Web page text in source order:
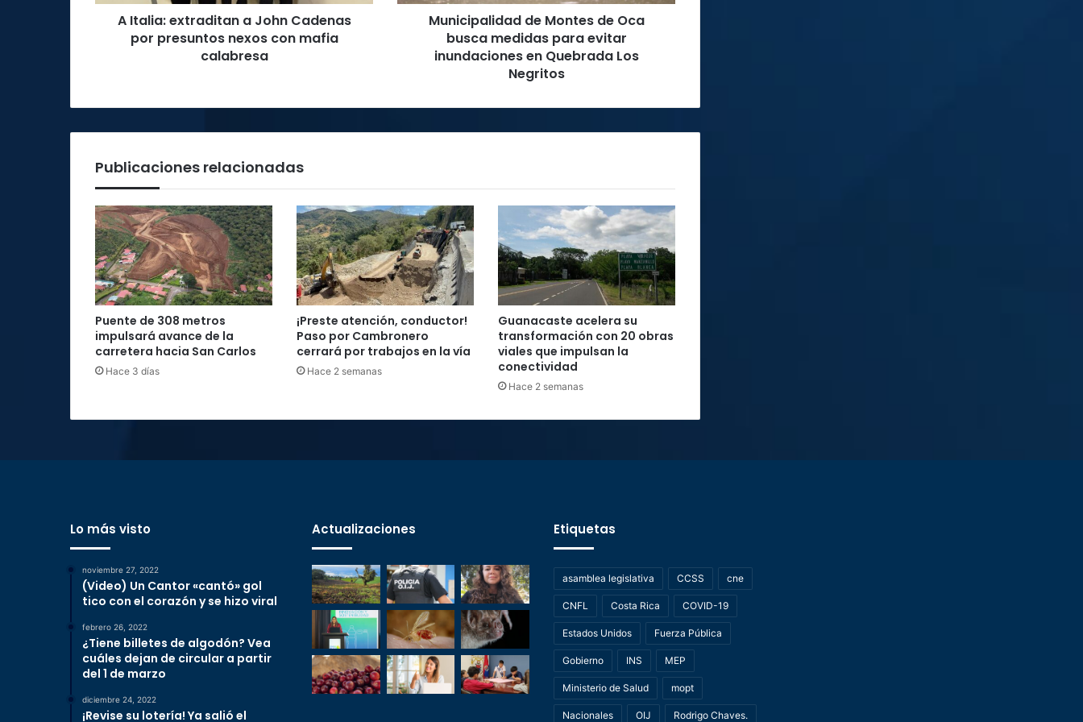
A Italia: extraditan a John Cadenas
por presuntos nexos con mafia
calabresa
inundaciones
Quebrada
Municipalidad de Montes de Oca
busca medidas para evitar
inundaciones en Quebrada Los
Negritos
Publicaciones relacionadas
Puente de 308 metros
impulsará avance de la
carretera hacia San Carlos
Hace 3 días
¡Preste atención, conductor!
Paso por Cambronero
cerrará por trabajos en la vía
Hace 2 semanas
Guanacaste acelera su
transformación con 20 obras
viales que impulsan la
conectividad
Hace 2 semanas
Lo más visto
noviembre 27, 2022
(Video) Un Cantor «cantó» gol
tico con el corazón y se hizo viral
febrero 26, 2022
¿Tiene billetes de algodón? Vea
cuáles dejan de circular a partir
del 1 de marzo
diciembre 24, 2022
¡Revise su lotería! Ya salió el
Actualizaciones Etiquetas
asamblea legislativa CCSS cne
CNFL Costa Rica COVID-19
Estados Unidos Fuerza Pública
Gobierno INS MEP
Ministerio de Salud mopt
Nacionales OIJ Rodrigo Chaves.